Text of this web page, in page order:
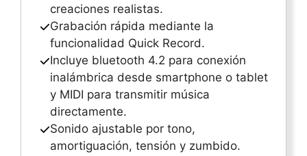
creaciones realistas.
Grabación rápida mediante la
funcionalidad Quick Record.
Incluye bluetooth 4.2 para conexión
inalámbrica desde smartphone o tablet
y MIDI para transmitir música
directamente.
Sonido ajustable por tono,
amortiguación, tensión y zumbido.